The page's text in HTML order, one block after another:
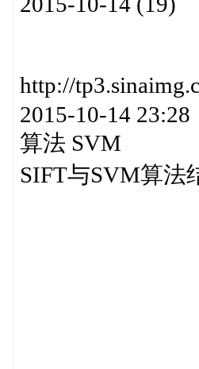
http://
2015-10-14 23:28
算法 SVM
SIFT与SVM算法